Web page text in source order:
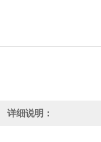
详细说明：